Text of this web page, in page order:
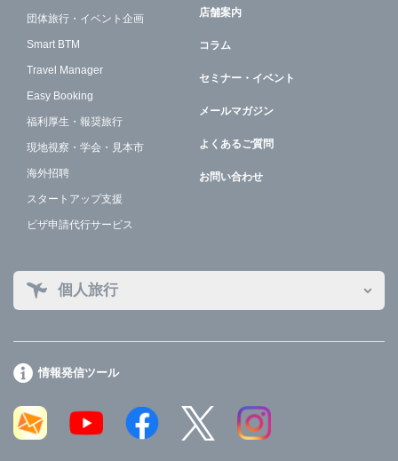
団体旅行・イベント企画
Smart BTM
Travel Manager
Easy Booking
福利厚生・報奨旅行
現地視察・学会・見本市
海外招聘
スタートアップ支援
ビザ申請代行サービス
店舗案内
コラム
セミナー・イベント
メールマガジン
よくあるご質問
お問い合わせ
個人旅行
情報発信ツール